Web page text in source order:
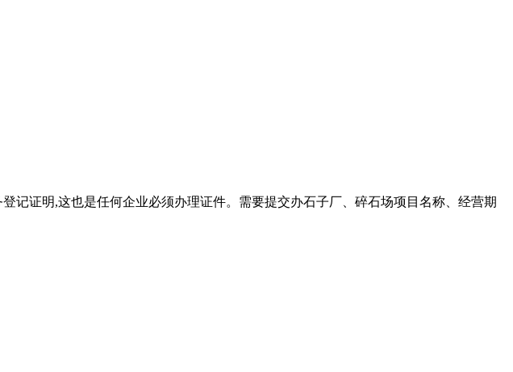
记证明,这也是任何企业必须办理证件。需要提交办石子厂、碎石场项目名称、经营期